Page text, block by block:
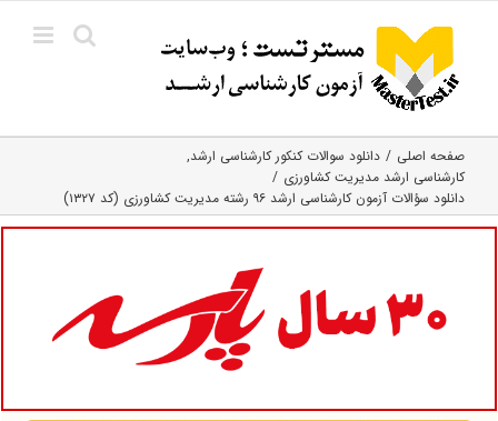
content
صفحه اصلی
دانلود سوالات کنکور کارشناسی ارشد
کارشناسی ارشد مدیریت کشاورزی
دانلود سؤالات آزمون کارشناسی ارشد ۹۶ رشته مدیریت کشاورزی (کد ۱۳۲۷)